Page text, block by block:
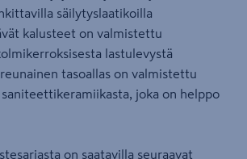
säilytyslaatikoilla
kalusteet on valmistettu
lastulevystä
tasoallas on valmistettu
joka on helppo
on saatavilla seuraavat